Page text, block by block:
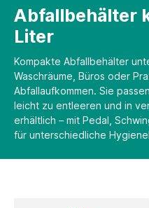
Abfallbehälter
Liter
Kompakte Abfallbehälter
Waschräume, Büros oder
Abfallaufkommen. Sie
leicht zu entleeren und in
erhältlich – mit Pedal,
für unterschiedliche